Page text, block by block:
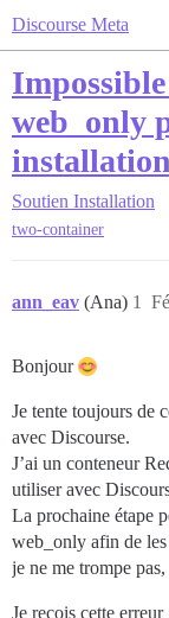
Discourse Meta
web_only
installation
Soutien Installation
two-container
ann_eav (Ana) 1
Bonjour
Je tente toujours de
avec Discourse.
J’ai un conteneur
utiliser avec
La prochaine étape
web_only afin de les
je ne me trompe
Je reçois cette erreur